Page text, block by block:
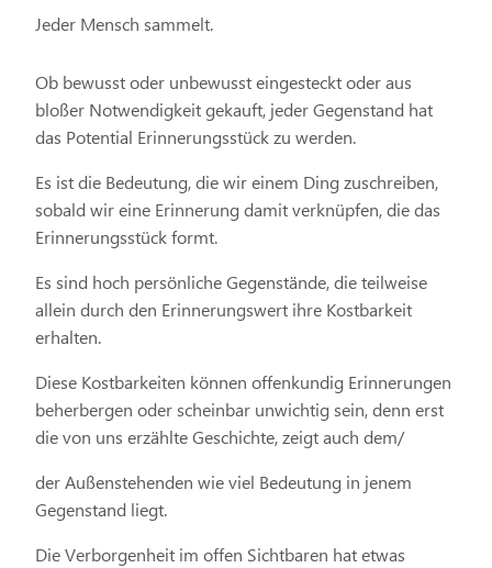
Jeder Mensch sammelt.
Ob bewusst oder unbewusst eingesteckt oder aus
bloßer Notwendigkeit gekauft, jeder Gegenstand hat
das Potential Erinnerungsstück zu werden.
Es ist die Bedeutung, die wir einem Ding zuschreiben,
sobald wir eine Erinnerung damit verknüpfen, die das
Erinnerungsstück formt.
Es sind hoch persönliche Gegenstände, die teilweise
allein durch den Erinnerungswert ihre Kostbarkeit
erhalten.
Diese Kostbarkeiten können offenkundig Erinnerungen
beherbergen oder scheinbar unwichtig sein, denn erst
die von uns erzählte Geschichte, zeigt auch dem/
der Außenstehenden wie viel Bedeutung in jenem
Gegenstand liegt.
Die Verborgenheit im offen Sichtbaren hat etwas